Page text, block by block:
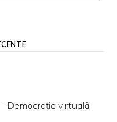
Democraţie virtuală